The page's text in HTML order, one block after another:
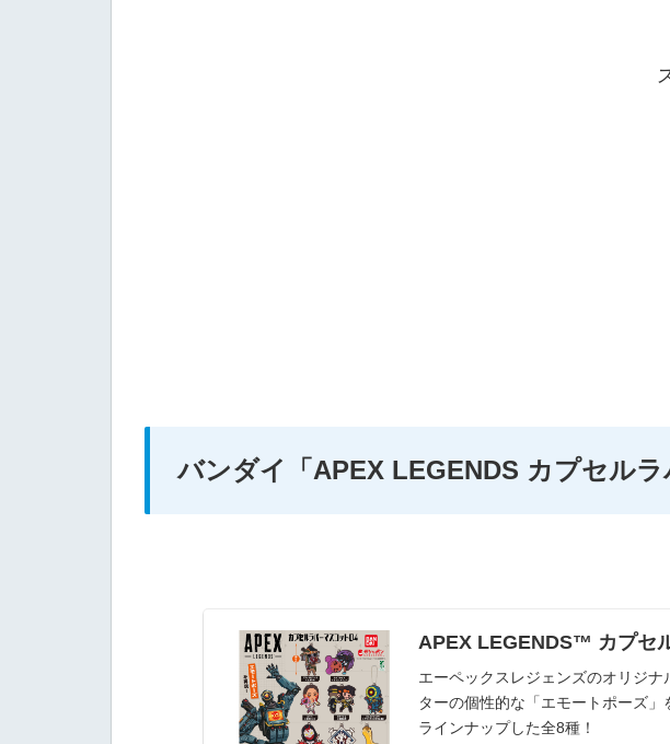
バンダイ 「APEX LEGENDS カプセル
APEX LEGENDS™ カプセ
エーペックスレジェンズのオリジ
ターの個性的な「エモートポーズ
ラインナップした全8種！